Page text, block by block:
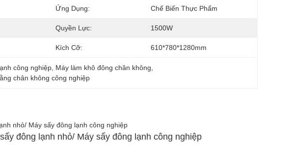
Ứng Dụng: Chế Biến Thực Phẩm
Quyền Lực: 1500W
Kích Cỡ: 610*780*1280mm
công nghiệp Máy làm khô đông chân không
chân không công nghiệp
nhỏ/ Máy sấy đông lạnh công nghiệp
đông lạnh nhỏ/ Máy sấy đông lạnh công nghiệp